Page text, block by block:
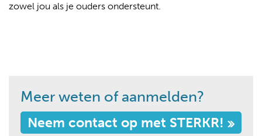
zowel jou als je ouders ondersteunt.
Meer weten of aanmelden?
Neem contact op met STERKR!